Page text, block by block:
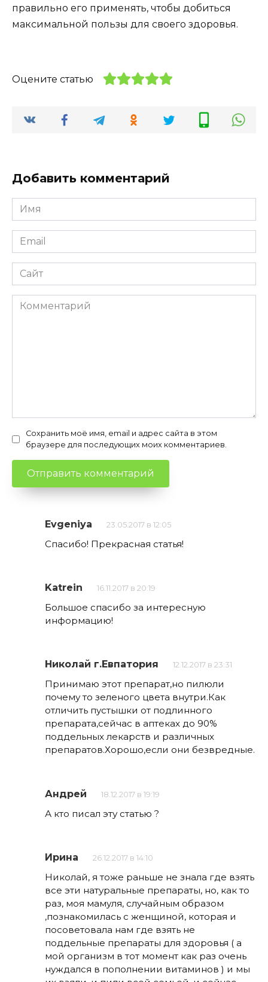
правильно его применять, чтобы добиться
максимальной пользы для своего здоровья.
Оцените статью
Добавить комментарий
Имя
*
Email
*
Сайт
Комментарий
Сохранить моё имя, email и адрес сайта в этом
браузере для последующих моих комментариев.
Evgeniya 23.05.2017 в 12:05
Спасибо! Прекрасная статья!
Katrein 16.11.2017 в 20:19
Большое спасибо за интересную
информацию!
Николай г.Евпатория 12.12.2017 в 23:31
Принимаю этот препарат,но пилюли
почему то зеленого цвета внутри.Как
отличить пустышки от подлинного
препарата,сейчас в аптеках до 90%
поддельных лекарств и различных
препаратов.Хорошо,если они безвредные.
Андрей 18.12.2017 в 19:19
А кто писал эту статью ?
Ирина 26.12.2017 в 14:10
Николай, я тоже раньше не знала где взять
все эти натуральные препараты, но, как то
раз, моя мамуля, случайным образом
,познакомилась с женщиной, которая и
посоветовала нам где взять не
поддельные препараты для здоровья ( а
мой организм в тот момент как раз очень
нуждался в пополнении витаминов ) и мы